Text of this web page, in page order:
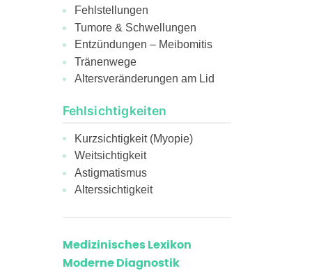
Fehlstellungen
Tumore & Schwellungen
Entzündungen – Meibomitis
Tränenwege
Altersveränderungen am Lid
Fehlsichtigkeiten
Kurzsichtigkeit (Myopie)
Weitsichtigkeit
Astigmatismus
Alterssichtigkeit
Medizinisches Lexikon
Moderne Diagnostik